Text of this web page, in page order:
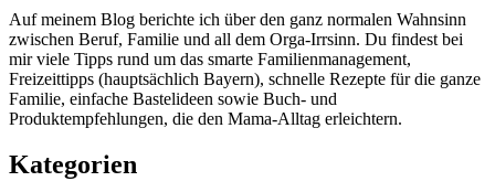
Auf meinem Blog berichte ich über den ganz normalen Wahnsinn
zwischen Beruf, Familie und all dem Orga-Irrsinn. Du findest bei
mir viele Tipps rund um das smarte Familienmanagement,
Freizeittipps (hauptsächlich Bayern), schnelle Rezepte für die ganze
Familie, einfache Bastelideen sowie Buch- und
Produktempfehlungen, die den Mama-Alltag erleichtern.
Kategorien